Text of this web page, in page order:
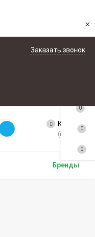
×
Заказать звонок
0 Корзина
(пусто)
Бренды
0
0
0